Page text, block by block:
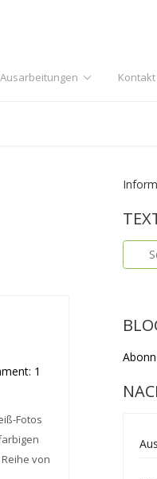
Ausarbeitungen Kontakt
1
Fotos
von